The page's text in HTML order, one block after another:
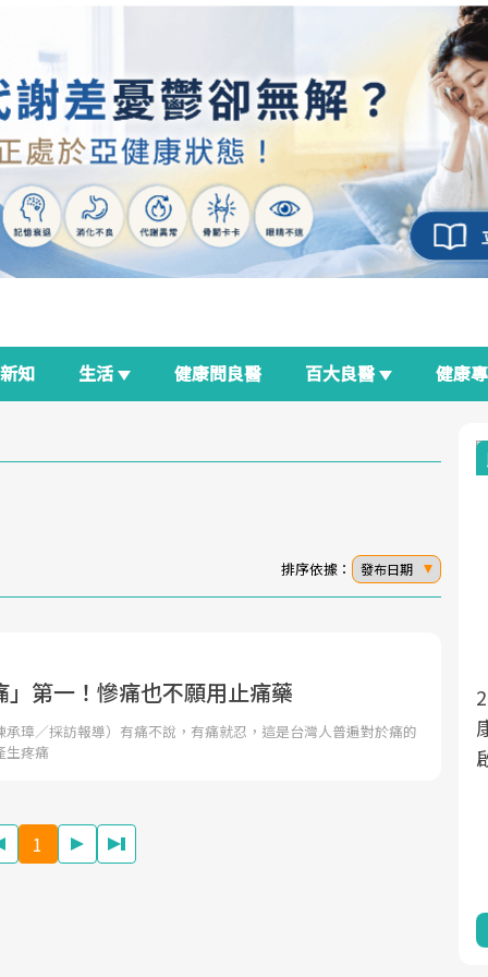
新知 生活 健康問良醫 百大良醫 健康
排序依據： 發布日期
」第一！慘痛也不願用止痛藥
承璋／採訪報導）有痛不說，有痛就忍，這是台灣人普遍對於痛的
生疼痛
1
面對超高齡社會的浪潮，台灣正在快速邁
向「健康照護」的新時代。隨著國家政策
心議題。然而，健檢不只是醫療院所的服
務，更是民眾了解自身健康狀況、啟動健
良醫生活祭
2025年，就到良醫生活祭體驗「一站式健
康新生活」，從講座、體驗到運動，全面